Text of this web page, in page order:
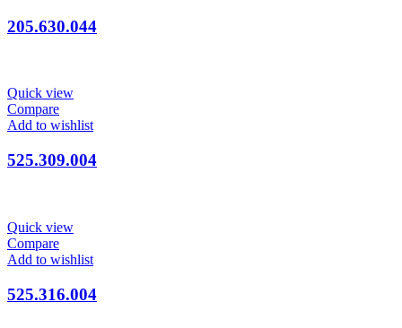
205.630.044
Quick view
Compare
Add to wishlist
525.309.004
Quick view
Compare
Add to wishlist
525.316.004